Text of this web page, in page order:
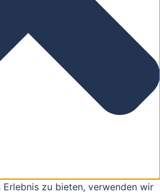
Erlebnis zu bieten, verwenden wir